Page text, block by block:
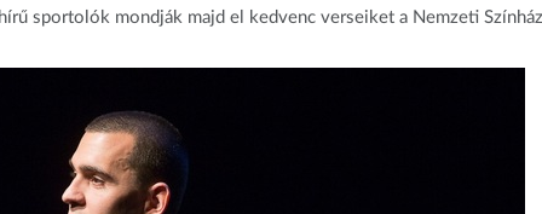
sportolók mondják majd el kedvenc verseiket a Nemzeti Színház